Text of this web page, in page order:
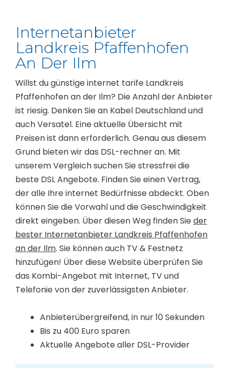
Internetanbieter
Landkreis Pfaffenhofen
An Der Ilm
Willst du günstige internet tarife Landkreis
Pfaffenhofen an der Ilm? Die Anzahl der Anbieter
ist riesig. Denken Sie an Kabel Deutschland und
auch Versatel. Eine aktuelle Übersicht mit
Preisen ist dann erforderlich. Genau aus diesem
Grund bieten wir das DSL-rechner an. Mit
unserem Vergleich suchen Sie stressfrei die
beste DSL Angebote. Finden Sie einen Vertrag,
der alle Ihre internet Bedürfnisse abdeckt. Oben
können Sie die Vorwahl und die Geschwindigkeit
direkt eingeben. Über diesen Weg finden Sieder
bester Internetanbieter Landkreis Pfaffenhofen
an der Ilm. Sie können auch TV & Festnetz
hinzufügen! Über diese Website überprüfen Sie
das Kombi-Angebot mit Internet, TV und
Telefonie von der zuverlässigsten Anbieter.
Anbieterübergreifend, in nur 10 Sekunden
Bis zu 400 Euro sparen
Aktuelle Angebote aller DSL-Provider